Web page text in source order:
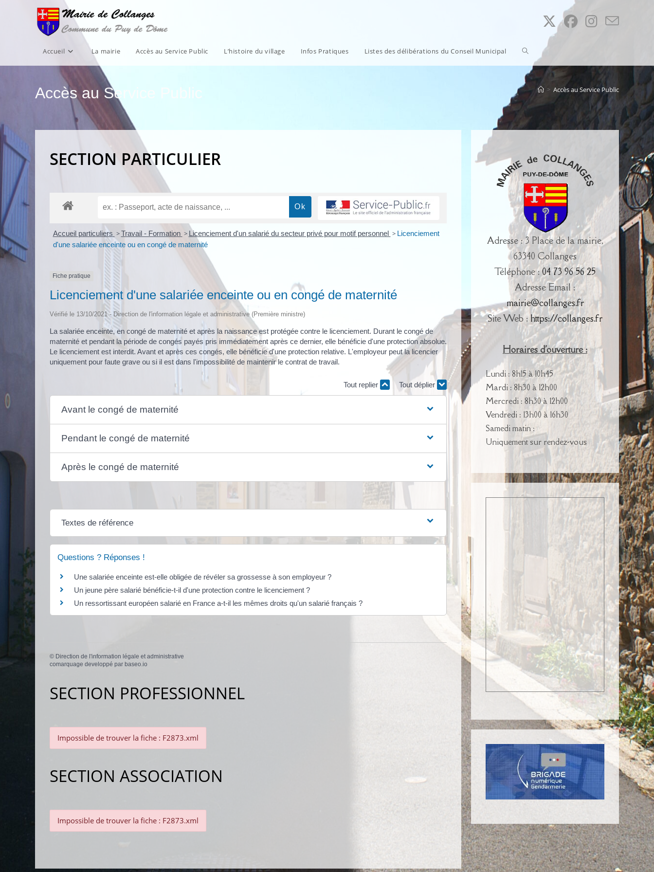
Accueil La mairie Accès au Service Public L’histoire du village Infos Pratiques Listes des délibérations du Conseil Municipal Toggle
website
search
Accès au Service Public > Accès au Service Public
SECTION PARTICULIER
Accueil particuliers > Travail - Formation > Licenciement d'un salarié du secteur privé pour motif personnel > Licenciement
d'une salariée enceinte ou en congé de maternité
Fiche pratique
Licenciement d'une salariée enceinte ou en congé de maternité
Vérifié le 13/10/2021 - Direction de l'information légale et administrative (Première ministre)
La salariée enceinte, en congé de maternité et après la naissance est protégée contre le licenciement. Durant le congé de
maternité et pendant la période de congés payés pris immédiatement après ce dernier, elle bénéficie d'une protection absolue.
Le licenciement est interdit. Avant et après ces congés, elle bénéficie d'une protection relative. L'employeur peut la licencier
uniquement pour faute grave ou si il est dans l'impossibilité de maintenir le contrat de travail.
Tout replier Tout déplier
Avant le congé de maternité
Pendant le congé de maternité
Après le congé de maternité
Textes de référence
Questions ? Réponses !
Une salariée enceinte est-elle obligée de révéler sa grossesse à son employeur ?
Un jeune père salarié bénéficie-t-il d'une protection contre le licenciement ?
Un ressortissant européen salarié en France a-t-il les mêmes droits qu'un salarié français ?
© Direction de l'information légale et administrative
comarquage developpé par baseo.io
SECTION PROFESSIONNEL
Impossible de trouver la fiche : F2873.xml
SECTION ASSOCIATION
Impossible de trouver la fiche : F2873.xml
Adresse : 3 Place de la mairie,
63340 Collanges
Téléphone :04 73 96 56 25
Adresse Email :
mairie@collanges.fr
Site Web :https://collanges.fr
Horaires d'ouverture :
Lundi : 8h15 à 10h45
Mardi : 8h30 à 12h00
Mercredi : 8h30 à 12h00
Vendredi : 13h00 à 16h30
Samedi matin :
Uniquement sur rendez-vous